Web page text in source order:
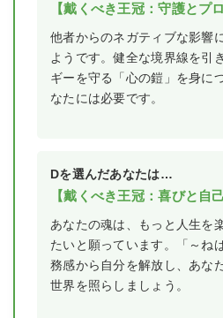
【戴くべき王冠：守護とプ
他者からのネガティブな影響
ようです。健全な境界線を引
ギーを守る「心の鎧」を身に
なたには必要です。
Dを選んだあなたは…
【戴くべき王冠：喜びと自
あなたの魂は、もっと人生を
たいと願っています。「～ね
務感から自分を解放し、あな
世界を照らしましょう。